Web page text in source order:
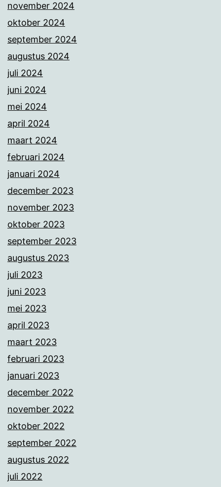
november 2024
oktober 2024
september 2024
augustus 2024
juli 2024
juni 2024
mei 2024
april 2024
maart 2024
februari 2024
januari 2024
december 2023
november 2023
oktober 2023
september 2023
augustus 2023
juli 2023
juni 2023
mei 2023
april 2023
maart 2023
februari 2023
januari 2023
december 2022
november 2022
oktober 2022
september 2022
augustus 2022
juli 2022